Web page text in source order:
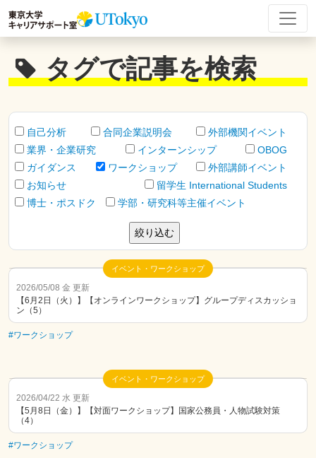
タグで記事を検索
自己分析 合同企業説明会
外部機関イベント
業界・企業研究
インターンシップ
OBOG
ガイダンス
ワークショップ
外部講師イベント
お知らせ
留学生 International Students
博士・ポスドク
学部・研究科等主催イベント
イベント・ワークショップ
2026/05/08 金 更新
【6月2日（火）】【オンラインワークショップ】グループディスカッショ
ン（5）
#ワークショップ
イベント・ワークショップ
2026/04/22 水 更新
【5月8日（金）】【対面ワークショップ】国家公務員・人物試験対策
（4）
#ワークショップ